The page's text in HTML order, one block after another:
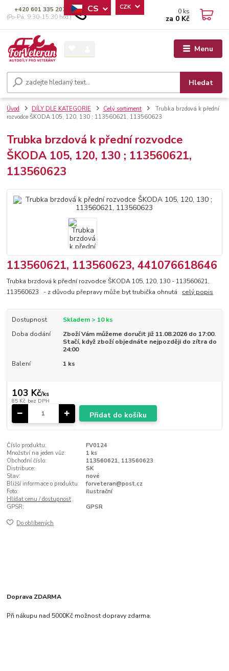
Menu
CS CZK
Hledat
+420 601 335 207
(Po-Pá, 9:30-15:30 hod.)
0 ks
za 0 Kč
Úvod DÍLY DLE KATEGORIE Celý sortiment
Trubka brzdová k přední
rozvodce ŠKODA 105, 120, 130 ; 113560621, 113560623
Trubka brzdová k přední rozvodce
ŠKODA 105, 120, 130 ; 113560621,
113560623
113560621, 113560623, 441076618646
Trubka brzdová k přední rozvodce ŠKODA 105, 120, 130 - 113560621,
113560623 - z důvodu přepravy může byt trubička ohnutá celý popis
Dostupnost
Skladem > 10 ks
Doba dodání
Zboží Vám můžeme doručit již 11.08.2026 do 17:00.
Stačí, když zboží objednáte nejpozději do zítra do
24:00
Balení
1 ks
103 Kč/ks
85 Kč bez DPH
Přidat do košíku
Číslo produktu:
FV0124
Množství na jeden vůz:
1 ks
Obchodní číslo:
113560621, 113560623
Distribuce:
SK
Stav:
nové
Bližší informace o produktu:
forveteran@post.cz
Foto:
ilustrační
Hlídat cenu / dostupnost
GPSR:
GPSR
Do oblíbených
Doprava ZDARMA
Při nákupu nad 5000Kč možnost dopravy zdarma.